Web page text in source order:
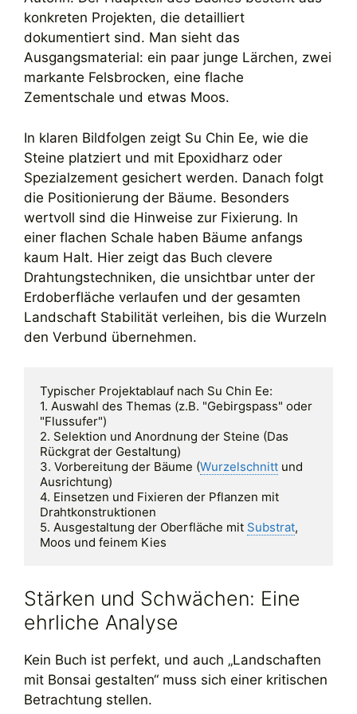
konkreten Projekten, die detailliert
dokumentiert sind. Man sieht das
Ausgangsmaterial: ein paar junge Lärchen, zwei
markante Felsbrocken, eine flache
Zementschale und etwas Moos.
In klaren Bildfolgen zeigt Su Chin Ee, wie die
Steine platziert und mit Epoxidharz oder
Spezialzement gesichert werden. Danach folgt
die Positionierung der Bäume. Besonders
wertvoll sind die Hinweise zur Fixierung. In
einer flachen Schale haben Bäume anfangs
kaum Halt. Hier zeigt das Buch clevere
Drahtungstechniken, die unsichtbar unter der
Erdoberfläche verlaufen und der gesamten
Landschaft Stabilität verleihen, bis die Wurzeln
den Verbund übernehmen.
Typischer Projektablauf nach Su Chin Ee:
1. Auswahl des Themas (z.B. "Gebirgspass" oder
"Flussufer")
2. Selektion und Anordnung der Steine (Das
Rückgrat der Gestaltung)
3. Vorbereitung der Bäume (Wurzelschnitt und
Ausrichtung)
4. Einsetzen und Fixieren der Pflanzen mit
Drahtkonstruktionen
5. Ausgestaltung der Oberfläche mit Substrat,
Stärken und Schwächen: Eine
ehrliche Analyse
Kein Buch ist perfekt, und auch „Landschaften
mit Bonsai gestalten“ muss sich einer kritischen
Betrachtung stellen.